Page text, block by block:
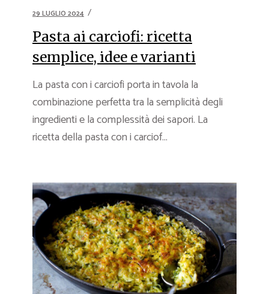
29 LUGLIO 2024
Pasta ai carciofi: ricetta
semplice, idee e varianti
La pasta con i carciofi porta in tavola la
combinazione perfetta tra la semplicità degli
ingredienti e la complessità dei sapori. La
ricetta della pasta con i carciof...